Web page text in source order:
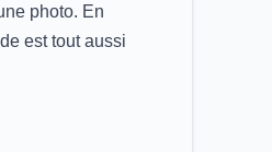
photo. En
est tout aussi